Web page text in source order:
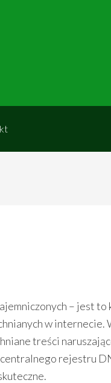
– jest to
w internecie.
treści
rejestru